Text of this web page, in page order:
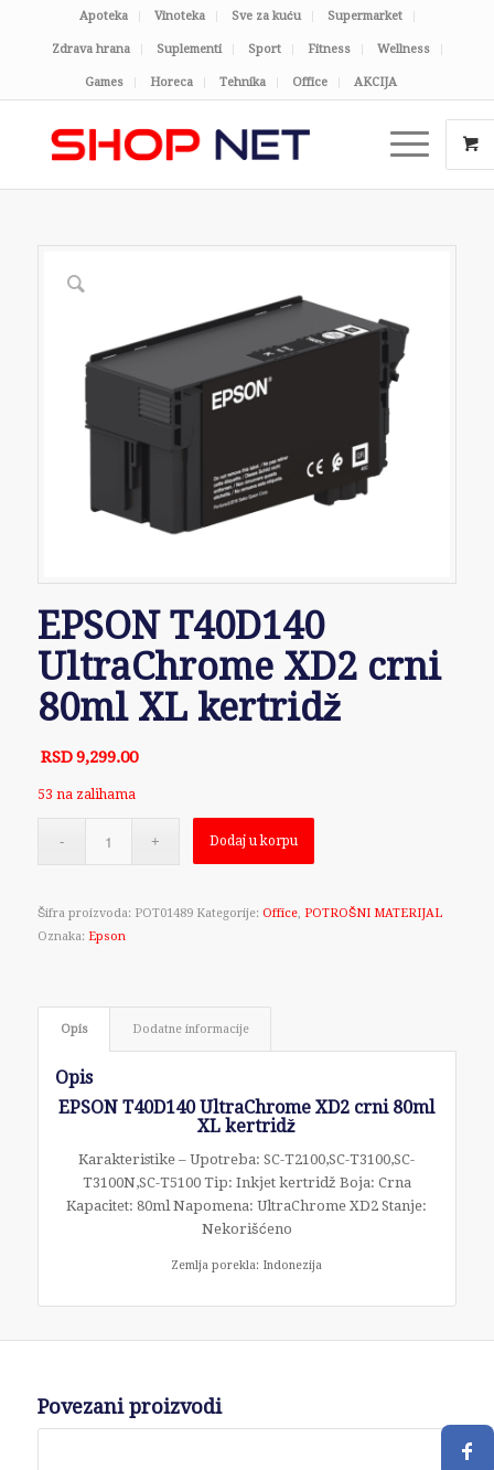
Apoteka Vinoteka Sve za kuću Supermarket
Zdrava hrana Suplementi Sport Fitness Wellness
Games Horeca Tehnika Office AKCIJA
EPSON T40D140
UltraChrome XD2 crni
80ml XL kertridž
RSD9,299.00
53 na zalihama
Dodaj u korpu
Šifra proizvoda: POT01489 Kategorije: Office, POTROŠNI MATERIJAL
Oznaka: Epson
Opis Dodatne informacije
Opis
EPSON T40D140 UltraChrome XD2 crni 80ml
XL kertridž
Karakteristike – Upotreba: SC-T2100,SC-T3100,SC-
T3100N,SC-T5100 Tip: Inkjet kertridž Boja: Crna
Kapacitet: 80ml Napomena: UltraChrome XD2 Stanje:
Nekorišćeno
Zemlja porekla: Indonezija
Povezani proizvodi